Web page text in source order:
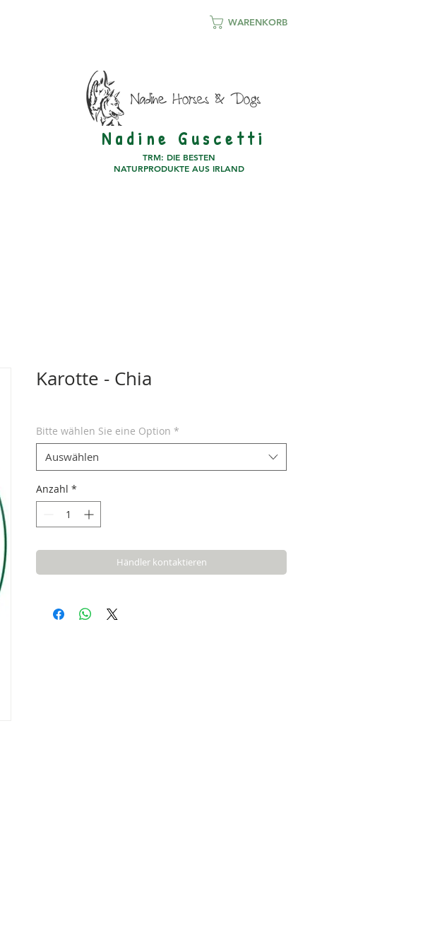
N a d i n e G u s c e t t i
TRM: DIE BESTEN
NATURPRODUKTE AUS IRLAND
WARENKORB
Karotte - Chia
Bitte wählen Sie eine Option *
Auswählen
Anzahl *
Händler kontaktieren